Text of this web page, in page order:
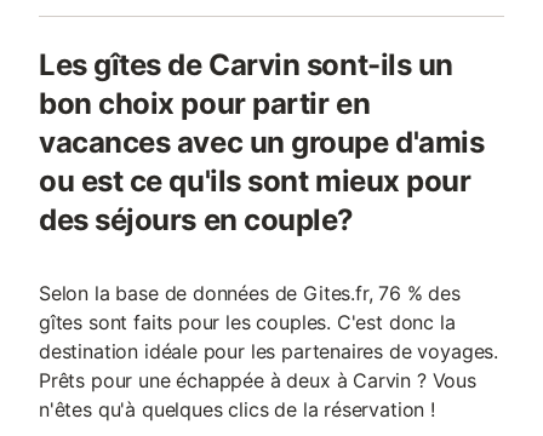
Les gîtes de Carvin sont-ils un
bon choix pour partir en
vacances avec un groupe d'amis
ou est ce qu'ils sont mieux pour
des séjours en couple?
Selon la base de données de Gites.fr, 76 % des
gîtes sont faits pour les couples. C'est donc la
destination idéale pour les partenaires de voyages.
Prêts pour une échappée à deux à Carvin ? Vous
n'êtes qu'à quelques clics de la réservation !